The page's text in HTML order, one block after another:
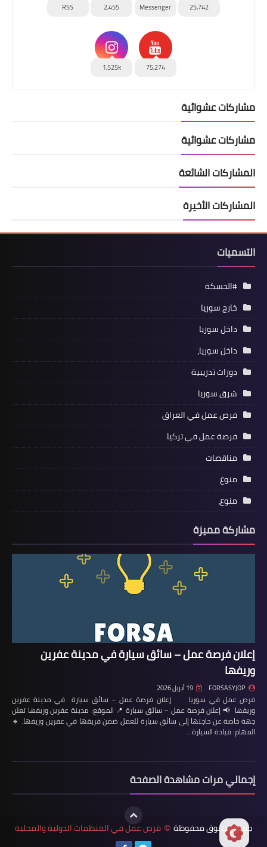
25,742
Messenger
2,455
RSS
75,274
1,525k
مشاركات عشوائية
مشاركات عشوائية
المشاركات الشائعة
المشاركات الأخيرة
التسميات
#الحسكة
خارج سوريا
داخل سوريا
داخل سوريا،
دورات تدريبية
شرق سوريا
فرص عمل في العراق
فرصة عمل في تركيا
مناقصات
منوع
منوع،
مشاركة مميزة
إعلان فرصة عمل – سائق سيارة في مدينة عفرين
وريفها
FORSASYJOP 19 أبريل 2026
فرص عمل في سوريا إعلان فرصة عمل – سائق سيارة في مدينة عفرين
وريفها 📢 إعلان فرصة عمل – سائق سيارة 📍 الموقع: مدينة عفرين وريفها تعلن
جهة خاصة عن حاجتها إلى سائق سيارة للعمل ضمن فريقها في عفرين وريفها. 🔹
المهام: قيادة السيارة…
إجمالي مرات مشاهدة الصفحة
جميع الحقوق محفوظة © فرص عمل في المنظمات الدولية والمحلية